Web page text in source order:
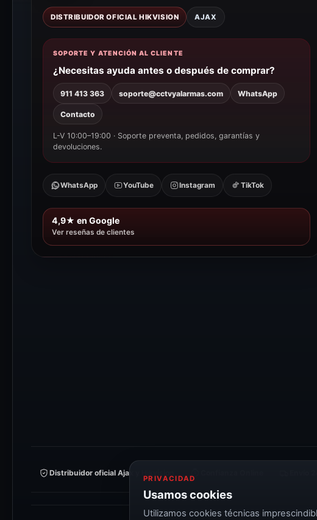
DISTRIBUIDOR OFICIAL HIKVISION AJAX
SOPORTE Y ATENCIÓN AL CLIENTE
¿Necesitas ayuda antes o después de comprar?
911 413 363 soporte@cctvyalarmas.com WhatsApp
Contacto
L-V 10:00–19:00 · Soporte preventa, pedidos, garantías y
devoluciones.
WhatsApp YouTube Instagram TikTok
4,9★ en Google
Ver reseñas de clientes
Distribuidor oficial Ajax y Hikvision
PRIVACIDAD
Usamos cookies
Utilizamos cookies técnicas